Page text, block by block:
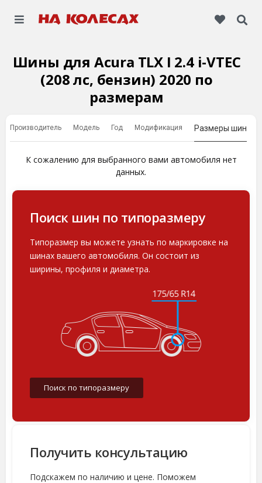
Шины для Acura TLX I 2.4 i-VTEC
(208 лс, бензин) 2020 по
размерам
Производитель Модель Год Модификация Размеры шин
К сожалению для выбранного вами автомобиля нет
данных.
Поиск шин по типоразмеру
Типоразмер вы можете узнать по маркировке на
шинах вашего автомобиля. Он состоит из
ширины, профиля и диаметра.
Поиск по типоразмеру
Получить консультацию
Подскажем по наличию и цене. Поможем